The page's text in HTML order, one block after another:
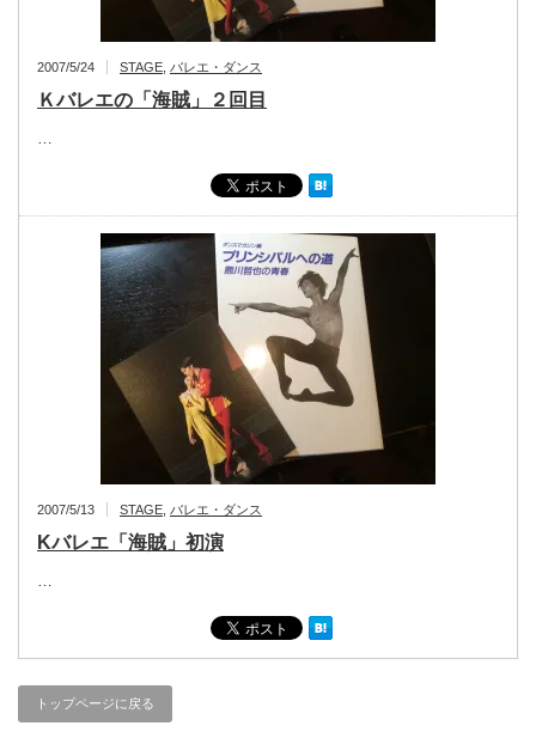
2007/5/24 STAGE バレエ・ダンス
Ｋバレエの「海賊」２回目
…
2007/5/13 STAGE バレエ・ダンス
Kバレエ「海賊」初演
…
トップページに戻る